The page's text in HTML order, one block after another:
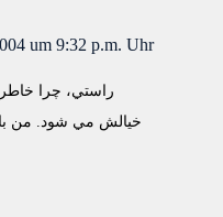
um 9:32 p.m. Uhr
راستي، چرا
خيالش مي شود. من با